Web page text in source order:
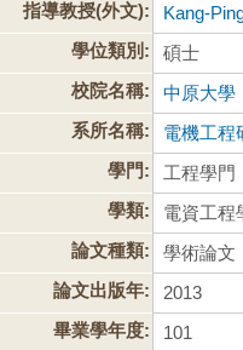
指導教授(外文):
Kang-
學位類別:
碩士
校院名稱:
中原大學
系所名稱:
電機工程
學門:
工程學門
學類:
電資工程
論文種類:
學術論文
論文出版年:
2013
畢業學年度:
101